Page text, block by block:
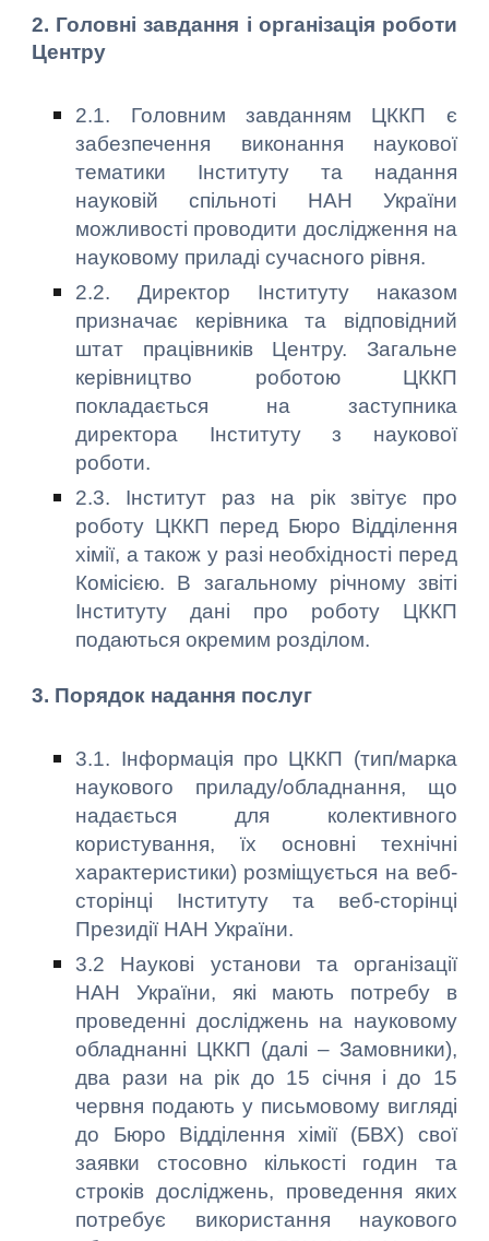
2. Головні завдання і організація роботи
Центру
2.1. Головним завданням ЦККП є
забезпечення виконання наукової
тематики Інституту та надання
науковій спільноті НАН України
можливості проводити дослідження на
науковому приладі сучасного рівня.
2.2. Директор Інституту наказом
призначає керівника та відповідний
штат працівників Центру. Загальне
керівництво роботою ЦККП
покладається на заступника
директора Інституту з наукової
роботи.
2.3. Інститут раз на рік звітує про
роботу ЦККП перед Бюро Відділення
хімії, а також у разі необхідності перед
Комісією. В загальному річному звіті
Інституту дані про роботу ЦККП
подаються окремим розділом.
3. Порядок надання послуг
3.1. Інформація про ЦККП (тип/марка
наукового приладу/обладнання, що
надається для колективного
користування, їх основні технічні
характеристики) розміщується на веб-
сторінці Інституту та веб-сторінці
Президії НАН України.
3.2 Наукові установи та організації
НАН України, які мають потребу в
проведенні досліджень на науковому
обладнанні ЦККП (далі – Замовники),
два рази на рік до 15 січня і до 15
червня подають у письмовому вигляді
до Бюро Відділення хімії (БВХ) свої
заявки стосовно кількості годин та
строків досліджень, проведення яких
потребує використання наукового